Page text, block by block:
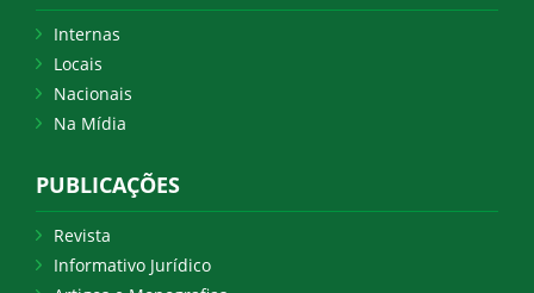
Internas
Locais
Nacionais
Na Mídia
PUBLICAÇÕES
Revista
Informativo Jurídico